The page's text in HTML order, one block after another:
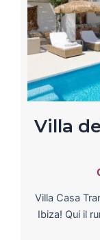
Villa
Villa Casa
Ibiza! Qui il